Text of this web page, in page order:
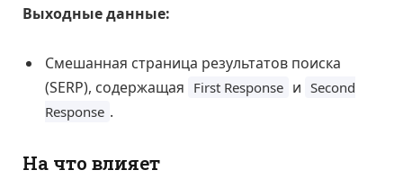
Выходные данные:
Смешанная страница результатов поиска
(SERP), содержащая First Response и Second
Response .
На что влияет